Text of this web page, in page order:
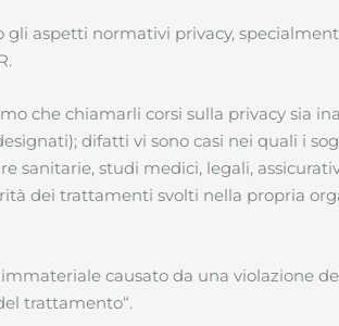
aspetti normativi privacy,
che chiamarli corsi sulla privacy sia
difatti vi sono casi nei quali i
sanitarie, studi medici, legali,
dei trattamenti svolti nella propria
causato da una violazione
trattamento“.